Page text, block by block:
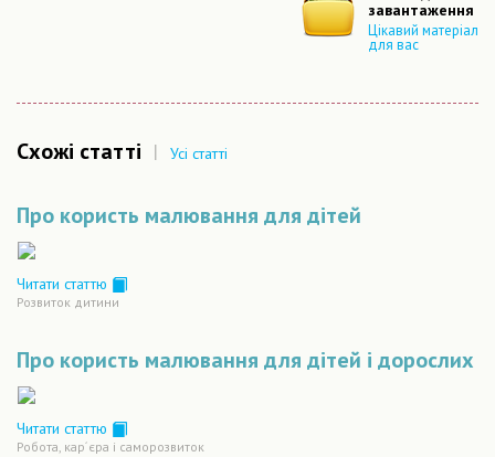
завантаження
Цікавий матеріал
для вас
Схожі статті | Усі статті
Про користь малювання для дітей
Читати статтю
Розвиток дитини
Про користь малювання для дітей і дорослих
Читати статтю
Робота, кар´єра і саморозвиток